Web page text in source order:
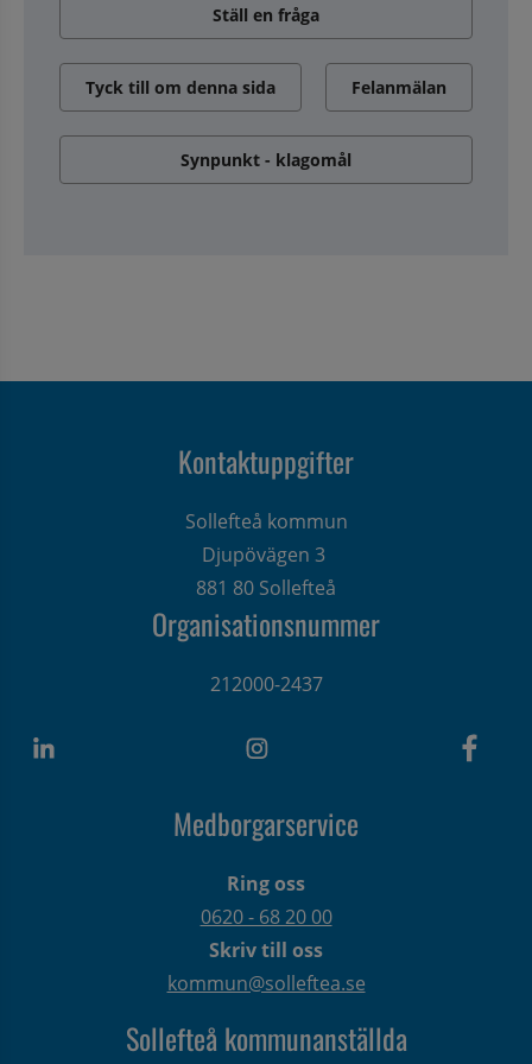
Ställ en fråga
Tyck till om denna sida Felanmälan
Synpunkt - klagomål
Kontaktuppgifter
Sollefteå kommun
Djupövägen 3
881 80 Sollefteå
Organisationsnummer
212000-2437
Medborgarservice
Ring oss
0620 - 68 20 00
Skriv till oss
kommun@solleftea.se
Sollefteå kommunanställda